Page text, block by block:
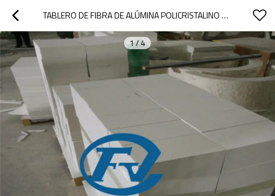
TABLERO DE FIBRA DE ALÚMINA POLICRISTALINO 1800C
1/4